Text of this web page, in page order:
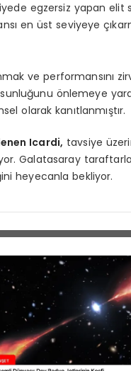
egzersiz yapan
en üst seviyeye
ve performansını
önlemeye
olarak kanıtlanmıştır.
Icardi, tavsiye
Galatasaray
heyecanla bekliyor.